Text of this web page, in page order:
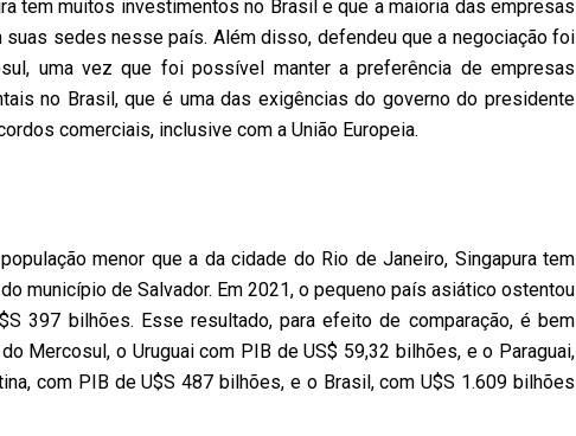
tem muitos investimentos no Brasil e que a maioria das empresas
sedes nesse país. Além disso, defendeu que a negociação foi
uma vez que foi possível manter a preferência de empresas
no Brasil, que é uma das exigências do governo do presidente
comerciais, inclusive com a União Europeia.
menor que a da cidade do Rio de Janeiro, Singapura tem
município de Salvador. Em 2021, o pequeno país asiático ostentou
397 bilhões. Esse resultado, para efeito de comparação, é bem
Mercosul, o Uruguai com PIB de US$ 59,32 bilhões, e o Paraguai,
com PIB de U$S 487 bilhões, e o Brasil, com U$S 1.609 bilhões